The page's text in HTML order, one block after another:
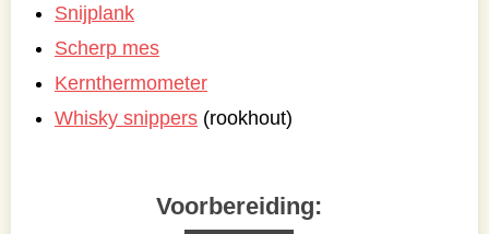
Snijplank
Scherp mes
Kernthermometer
Whisky snippers (rookhout)
Voorbereiding: